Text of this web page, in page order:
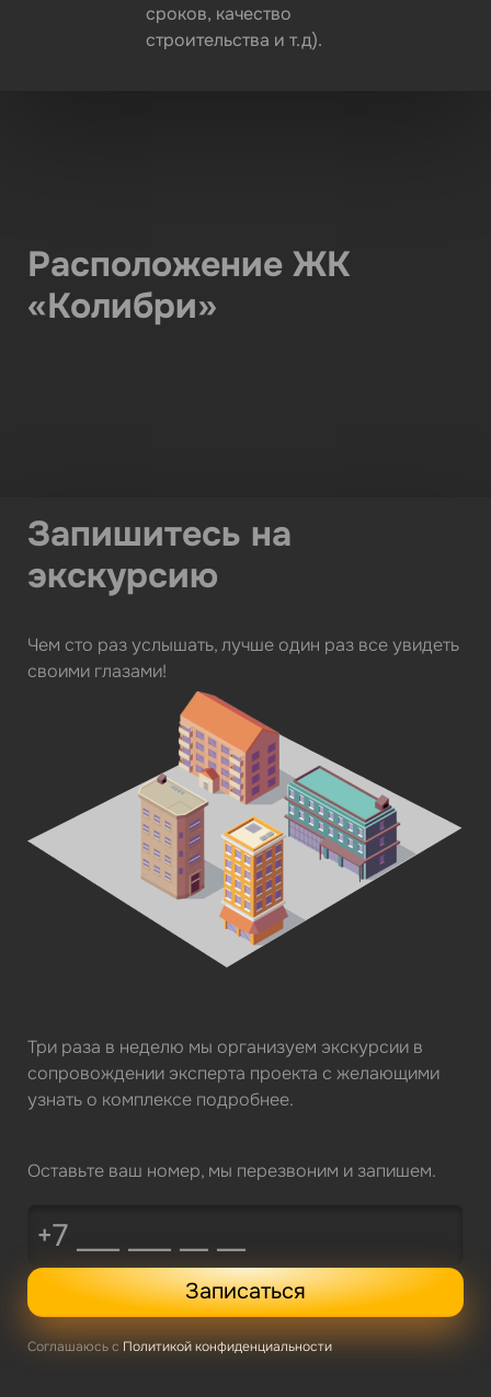
сроков, качество
строительства и т.д).
Расположение ЖК
«Колибри»
Запишитесь на
экскурсию
Чем сто раз услышать, лучше один раз все увидеть
своими глазами!
Три раза в неделю мы организуем экскурсии в
сопровождении эксперта проекта с желающими
узнать о комплексе подробнее.
Оставьте ваш номер, мы перезвоним и запишем.
Записаться
Соглашаюсь с Политикой конфиденциальности